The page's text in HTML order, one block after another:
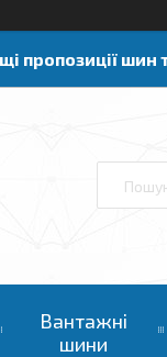
пропозиції шин
Вантажні
шини